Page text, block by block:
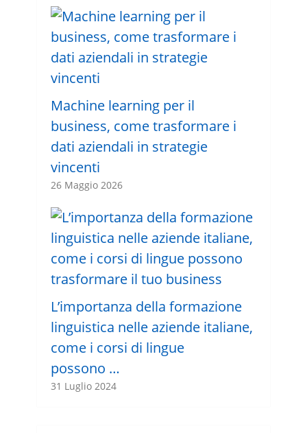
Machine learning per il
business, come trasformare i
dati aziendali in strategie
vincenti
26 Maggio 2026
L’importanza della formazione
linguistica nelle aziende italiane,
come i corsi di lingue
possono …
31 Luglio 2024